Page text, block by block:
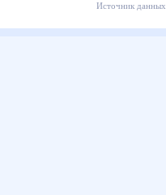
Источник данных